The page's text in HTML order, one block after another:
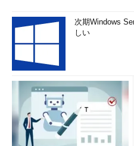
次期Windows
しい